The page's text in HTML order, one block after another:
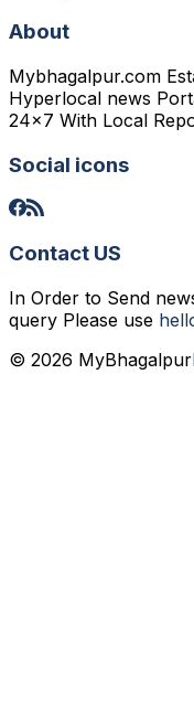
About
Mybhagalpur.com
Hyperlocal news
24x7 With Local
Social icons
Contact US
In Order to Send
query Please use
© 2026 MyBhagalpur